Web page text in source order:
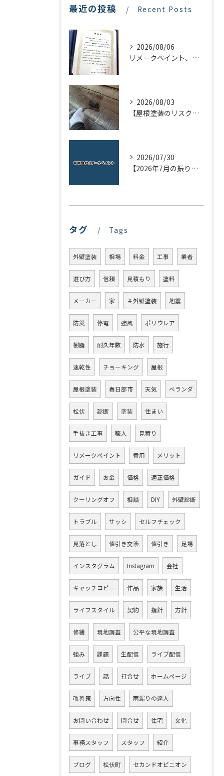
最近の投稿 Recent Posts
2026/08/06
リメークペイント、感謝状を頂く！
2026/08/03
【屋根塗装のリスクを下げる！】屋根の点検はドローンで！
2026/07/30
【2026年7月の振り返り】リメークペイントブログまとめ
タグ Tags
外壁塗装 相場 料金 工事 業者
選び方 信頼 見積もり 塗料
メーカー 家 ＃外壁塗装 地震
防災 停電 強風 ポリウレア
樹脂 耐久年数 防水 施行
速乾性 チョーキング 屋根
屋根塗装 春日部市 天気 ベランダ
松伏 診断 塗装 住まい
手抜き工事 職人 見積り
リメークペイント 費用 メリット
ガイド お金 価格 適正価格
クーリングオフ 相談 DIY 外壁診断
トラブル サッシ セルフチェック
見落とし 値引き交渉 値引き 足場
インスタグラム Instagram 会社
キャッチコピー 作品 家族 生活
ライフスタイル 契約 指針 方針
修繕 現地調査 公平な現地調査
強み 課題 生配信 ライブ配信
ライブ 話 打合せ ホームページ
改善策 方向性 雨漏りの達人
お問い合わせ 問合せ 住宅 文化
事務スタッフ スタッフ 紹介
ブログ 松伏町 セカンドオピニオン